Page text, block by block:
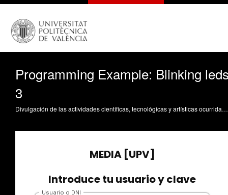
Programming Example: Blinking
3
Divulgación de las actividades científicas, tecnológicas y artísticas ocurridas en los tres campus de la UPV